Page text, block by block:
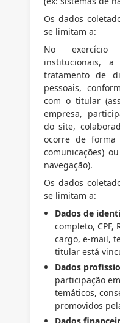
Os dados
se limitam a:
No exercício
institucionais, a
tratamento de
pessoais,
com o titular
empresa,
do site,
ocorre de
comunicações)
navegação).
Os dados
se limitam a:
Dados de
completo, CPF,
cargo, e-mail,
titular está
Dados
participação
temáticos,
promovidos